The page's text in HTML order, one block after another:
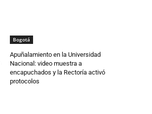
Bogotá
Apuñalamiento en la Universidad
Nacional: video muestra a
encapuchados y la Rectoría activó
protocolos